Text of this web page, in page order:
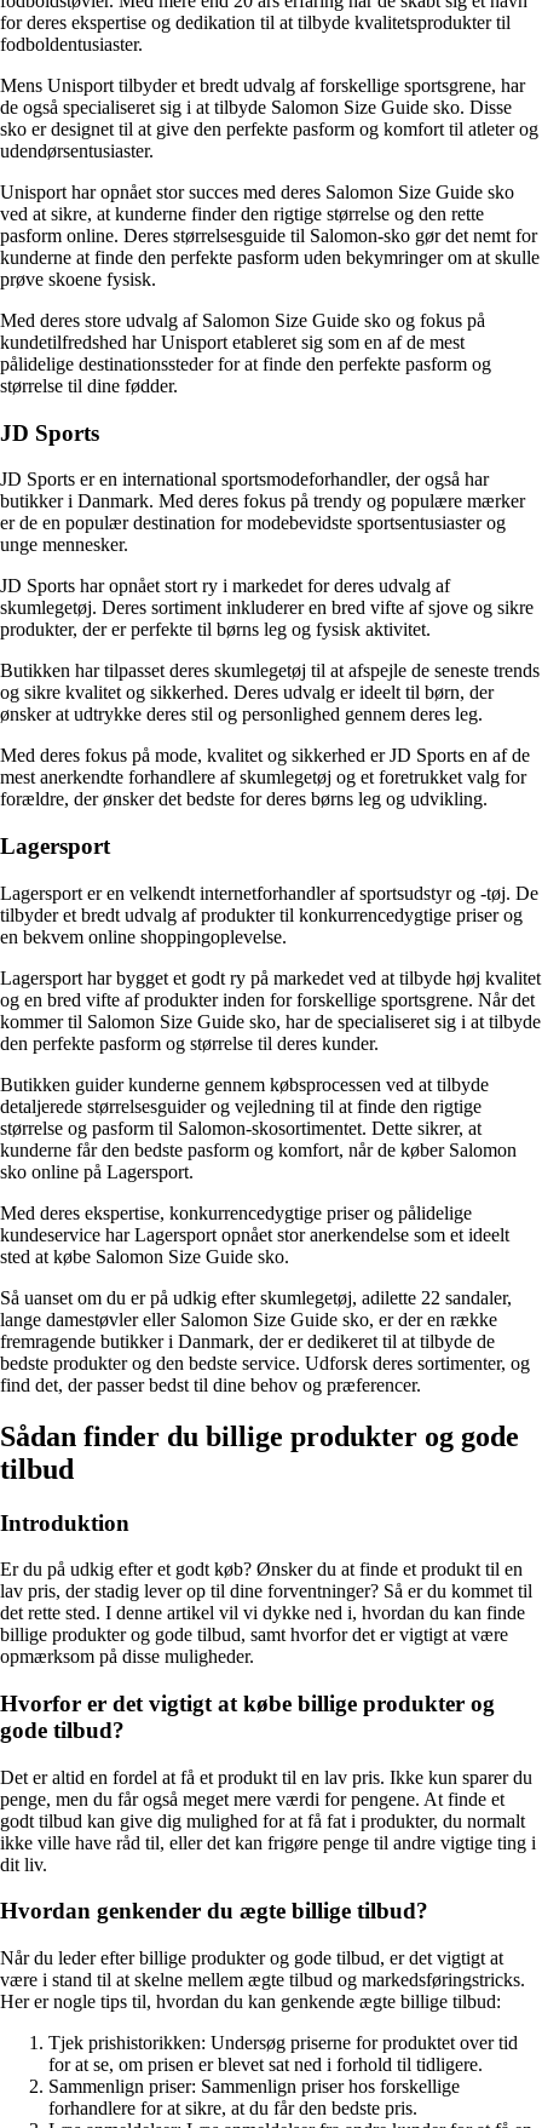
for deres ekspertise og dedikation til at tilbyde kvalitetsprodukter til
fodboldentusiaster.
Mens Unisport tilbyder et bredt udvalg af forskellige sportsgrene, har
de også specialiseret sig i at tilbyde Salomon Size Guide sko. Disse
sko er designet til at give den perfekte pasform og komfort til atleter og
udendørsentusiaster.
Unisport har opnået stor succes med deres Salomon Size Guide sko
ved at sikre, at kunderne finder den rigtige størrelse og den rette
pasform online. Deres størrelsesguide til Salomon-sko gør det nemt for
kunderne at finde den perfekte pasform uden bekymringer om at skulle
prøve skoene fysisk.
Med deres store udvalg af Salomon Size Guide sko og fokus på
kundetilfredshed har Unisport etableret sig som en af ​​de mest
pålidelige destinationssteder for at finde den perfekte pasform og
størrelse til dine fødder.
JD Sports
JD Sports er en international sportsmodeforhandler, der også har
butikker i Danmark. Med deres fokus på trendy og populære mærker
er de en populær destination for modebevidste sportsentusiaster og
unge mennesker.
JD Sports har opnået stort ry i markedet for deres udvalg af
skumlegetøj. Deres sortiment inkluderer en bred vifte af sjove og sikre
produkter, der er perfekte til børns leg og fysisk aktivitet.
Butikken har tilpasset deres skumlegetøj til at afspejle de seneste trends
og sikre kvalitet og sikkerhed. Deres udvalg er ideelt til børn, der
ønsker at udtrykke deres stil og personlighed gennem deres leg.
Med deres fokus på mode, kvalitet og sikkerhed er JD Sports en af ​​de
mest anerkendte forhandlere af skumlegetøj og et foretrukket valg for
forældre, der ønsker det bedste for deres børns leg og udvikling.
Lagersport
Lagersport er en velkendt internetforhandler af sportsudstyr og -tøj. De
tilbyder et bredt udvalg af produkter til konkurrencedygtige priser og
en bekvem online shoppingoplevelse.
Lagersport har bygget et godt ry på markedet ved at tilbyde høj kvalitet
og en bred vifte af produkter inden for forskellige sportsgrene. Når det
kommer til Salomon Size Guide sko, har de specialiseret sig i at tilbyde
den perfekte pasform og størrelse til deres kunder.
Butikken guider kunderne gennem købsprocessen ved at tilbyde
detaljerede størrelsesguider og vejledning til at finde den rigtige
størrelse og pasform til Salomon-skosortimentet. Dette sikrer, at
kunderne får den bedste pasform og komfort, når de køber Salomon
sko online på Lagersport.
Med deres ekspertise, konkurrencedygtige priser og pålidelige
kundeservice har Lagersport opnået stor anerkendelse som et ideelt
sted at købe Salomon Size Guide sko.
Så uanset om du er på udkig efter skumlegetøj, adilette 22 sandaler,
lange damestøvler eller Salomon Size Guide sko, er der en række
fremragende butikker i Danmark, der er dedikeret til at tilbyde de
bedste produkter og den bedste service. Udforsk deres sortimenter, og
find det, der passer bedst til dine behov og præferencer.
Sådan finder du billige produkter og gode
tilbud
Introduktion
Er du på udkig efter et godt køb? Ønsker du at finde et produkt til en
lav pris, der stadig lever op til dine forventninger? Så er du kommet til
det rette sted. I denne artikel vil vi dykke ned i, hvordan du kan finde
billige produkter og gode tilbud, samt hvorfor det er vigtigt at være
opmærksom på disse muligheder.
Hvorfor er det vigtigt at købe billige produkter og
gode tilbud?
Det er altid en fordel at få et produkt til en lav pris. Ikke kun sparer du
penge, men du får også meget mere værdi for pengene. At finde et
godt tilbud kan give dig mulighed for at få fat i produkter, du normalt
ikke ville have råd til, eller det kan frigøre penge til andre vigtige ting i
dit liv.
Hvordan genkender du ægte billige tilbud?
Når du leder efter billige produkter og gode tilbud, er det vigtigt at
være i stand til at skelne mellem ægte tilbud og markedsføringstricks.
Her er nogle tips til, hvordan du kan genkende ægte billige tilbud:
Tjek prishistorikken: Undersøg priserne for produktet over tid
for at se, om prisen er blevet sat ned i forhold til tidligere.
Sammenlign priser: Sammenlign priser hos forskellige
forhandlere for at sikre, at du får den bedste pris.